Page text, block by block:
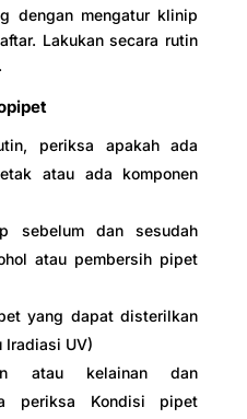
dengan mengatur klinip
Lakukan secara rutin
periksa apakah ada
atau ada komponen
sebelum dan sesudah
atau pembersih pipet
yang dapat disterilkan
Iradiasi UV)
atau kelainan dan
periksa Kondisi pipet